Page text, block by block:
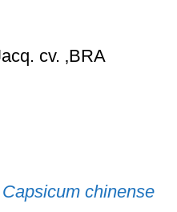
cv. ‚BRA
Capsicum chinense